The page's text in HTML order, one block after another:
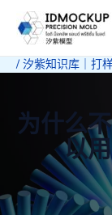
容
/ 汐紫知识库｜打
为什么
以